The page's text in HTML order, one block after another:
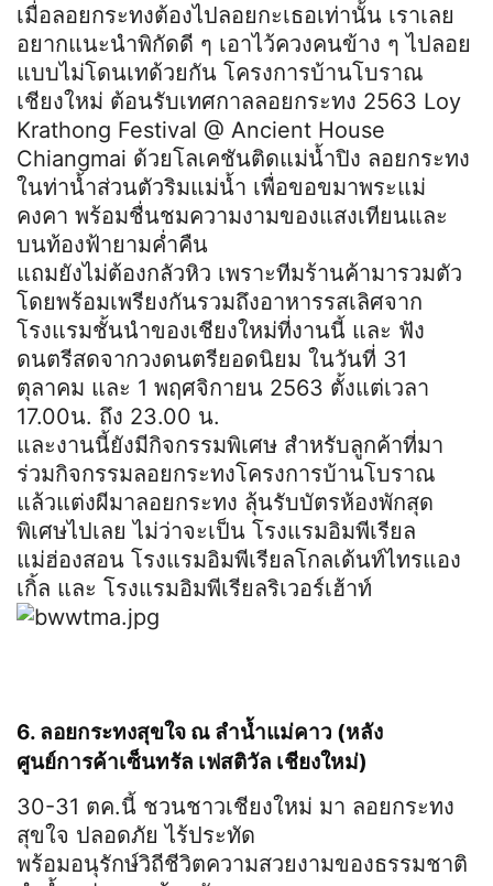
เมื่อลอยกระทงต้องไปลอยกะเธอเท่านั้น เราเลย
อยากแนะนำพิกัดดี ๆ เอาไว้ควงคนข้าง ๆ ไปลอย
แบบไม่โดนเทด้วยกัน โครงการบ้านโบราณ
เชียงใหม่ ต้อนรับเทศกาลลอยกระทง 2563 Loy
Krathong Festival @ Ancient House
Chiangmai ด้วยโลเคชันติดแม่น้ำปิง ลอยกระทง
ในท่าน้ำส่วนตัวริมแม่น้ำ เพื่อขอขมาพระแม่
คงคา พร้อมชื่นชมความงามของแสงเทียนและ
บนท้องฟ้ายามค่ำคืน
แถมยังไม่ต้องกลัวหิว เพราะทีมร้านค้ามารวมตัว
โดยพร้อมเพรียงกันรวมถึงอาหารรสเลิศจาก
โรงแรมชั้นนำของเชียงใหม่ที่งานนี้ และ ฟัง
ดนตรีสดจากวงดนตรียอดนิยม ในวันที่ 31
ตุลาคม และ 1 พฤศจิกายน 2563 ตั้งแต่เวลา
17.00น. ถึง 23.00 น.
และงานนี้ยังมีกิจกรรมพิเศษ สำหรับลูกค้าที่มา
ร่วมกิจกรรมลอยกระทงโครงการบ้านโบราณ
แล้วแต่งผีมาลอยกระทง ลุ้นรับบัตรห้องพักสุด
พิเศษไปเลย ไม่ว่าจะเป็น โรงแรมอิมพีเรียล
แม่ฮ่องสอน โรงแรมอิมพีเรียลโกลเด้นท์ไทรแอง
เกิ้ล และ โรงแรมอิมพีเรียลริเวอร์เฮ้าท์
6. ลอยกระทงสุขใจ ณ ลำน้ำแม่คาว (หลัง
ศูนย์การค้าเซ็นทรัล เฟสติวัล เชียงใหม่)
30-31 ตค.นี้ ชวนชาวเชียงใหม่ มา ลอยกระทง
สุขใจ ปลอดภัย ไร้ประทัด
พร้อมอนุรักษ์วิถีชีวิตความสวยงามของธรรมชาติ